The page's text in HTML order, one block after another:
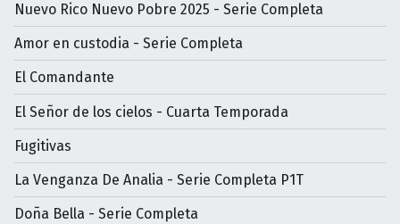
Nuevo Rico Nuevo Pobre 2025 - Serie Completa
Amor en custodia - Serie Completa
El Comandante
El Señor de los cielos - Cuarta Temporada
Fugitivas
La Venganza De Analia - Serie Completa P1T
Doña Bella - Serie Completa